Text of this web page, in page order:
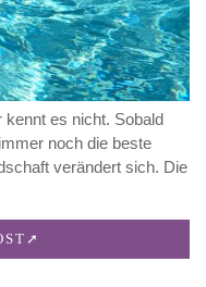
kennt es nicht. Sobald
noch die beste
verändert sich. Die